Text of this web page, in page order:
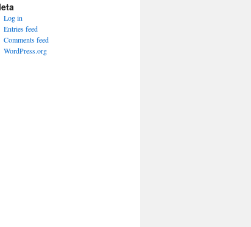
Log in
Entries feed
Comments feed
WordPress.org